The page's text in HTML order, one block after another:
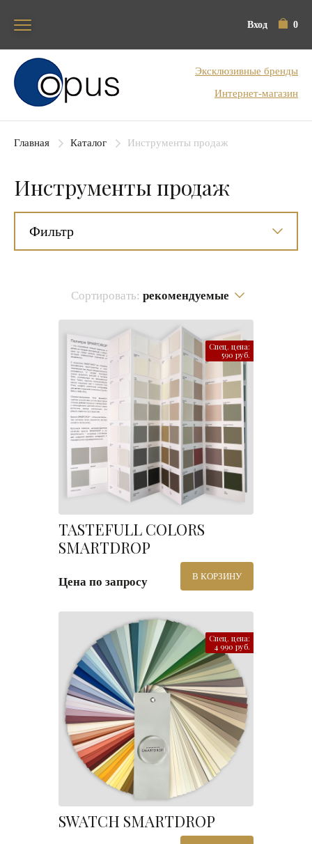
Вход 0
Блок поиска
Эксклюзивные бренды
Интернет-магазин
Главная Каталог Инструменты продаж
Инструменты продаж
Фильтр
Сортировать: рекомендуемые
Спец. цена:
590 руб.
TASTEFULL COLORS
SMARTDROP
Цена по запросу В КОРЗИНУ
Спец. цена:
4 990 руб.
SWATCH SMARTDROP